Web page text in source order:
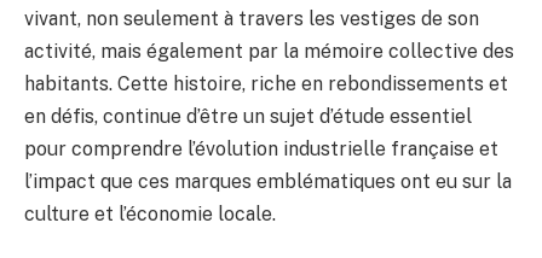
vivant, non seulement à travers les vestiges de son
activité, mais également par la mémoire collective des
habitants. Cette histoire, riche en rebondissements et
en défis, continue d’être un sujet d’étude essentiel
pour comprendre l’évolution industrielle française et
l’impact que ces marques emblématiques ont eu sur la
culture et l’économie locale.